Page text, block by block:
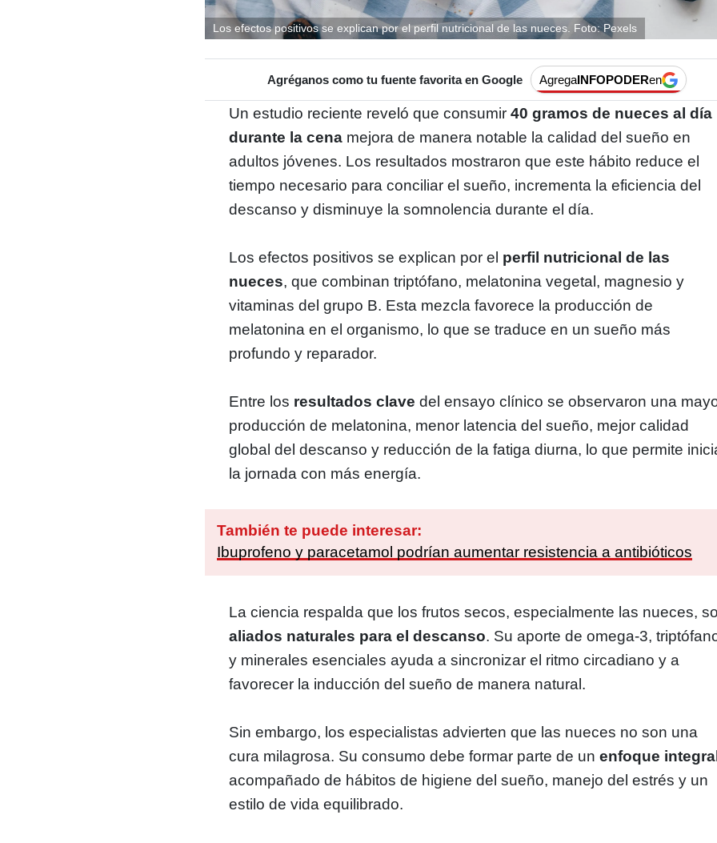
Los efectos positivos se explican por el perfil nutricional de las nueces. Foto: Pexels
Agréganos como tu fuente favorita en Google AgregaINFOPODERen
Un estudio reciente reveló que consumir40 gramos de nueces al día
durante la cena mejora de manera notable la calidad del sueño en
adultos jóvenes. Los resultados mostraron que este hábito reduce el
tiempo necesario para conciliar el sueño, incrementa la eficiencia del
descanso y disminuye la somnolencia durante el día.
Los efectos positivos se explican por el perfil nutricional de las
nueces, que combinan triptófano, melatonina vegetal, magnesio y
vitaminas del grupo B. Esta mezcla favorece la producción de
melatonina en el organismo, lo que se traduce en un sueño más
profundo y reparador.
Entre los resultados clave del ensayo clínico se observaron una
producción de melatonina, menor latencia del sueño, mejor calidad
global del descanso y reducción de la fatiga diurna, lo que permite
la jornada con más energía.
También te puede interesar:
Ibuprofeno y paracetamol podrían aumentar resistencia a antibióticos
La ciencia respalda que los frutos secos, especialmente las nueces,
aliados naturales para el descanso. Su aporte de omega-3,
y minerales esenciales ayuda a sincronizar el ritmo circadiano y a
favorecer la inducción del sueño de manera natural.
Sin embargo, los especialistas advierten que las nueces no son una
cura milagrosa. Su consumo debe formar parte de unenfoque
acompañado de hábitos de higiene del sueño, manejo del estrés y un
estilo de vida equilibrado.